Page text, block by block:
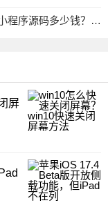
卡密小程序有哪些功能, APP源码小程序源码多少钱？公众号源码
屏